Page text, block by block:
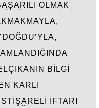
OLMAK
BİLGİ
KARLI
İFTARI